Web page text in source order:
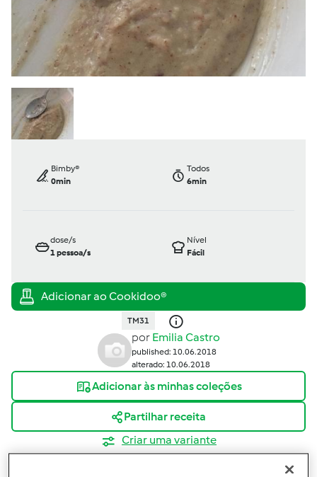
Bimby®
0min
Todos
6min
dose/s
1pessoa/s
Nível
Fácil
TM31
por Emilia Castro
published: 10.06.2018
alterado: 10.06.2018
Adicionar às minhas coleções
Partilhar receita
Criar uma variante